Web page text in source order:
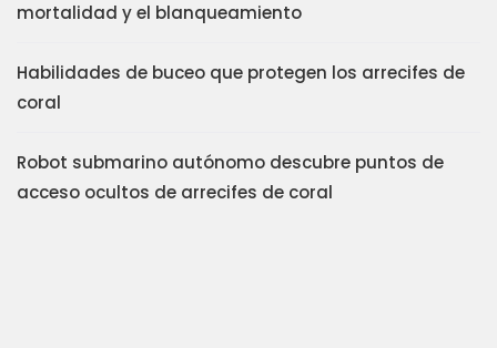
mortalidad y el blanqueamiento
Habilidades de buceo que protegen los arrecifes de
coral
Robot submarino autónomo descubre puntos de
acceso ocultos de arrecifes de coral